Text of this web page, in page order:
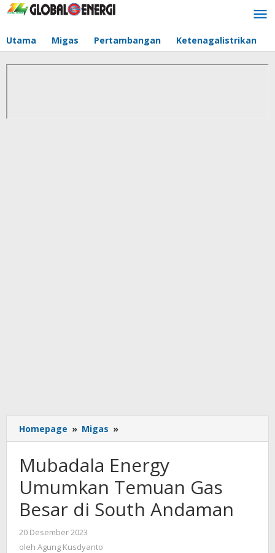
Lewati
Utama Migas Pertambangan Ketenagalistrikan
Homepage » Migas »
Energy
Temuan
Gas
Besar
di
South
Mubadala Energy
Umumkan Temuan Gas
Besar di South Andaman
20 Desember 2023
Agung
oleh Agung Kusdyanto